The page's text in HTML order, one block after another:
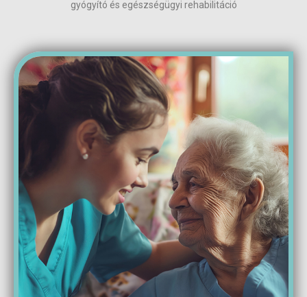
gyógyító és egészségügyi rehabilitáció